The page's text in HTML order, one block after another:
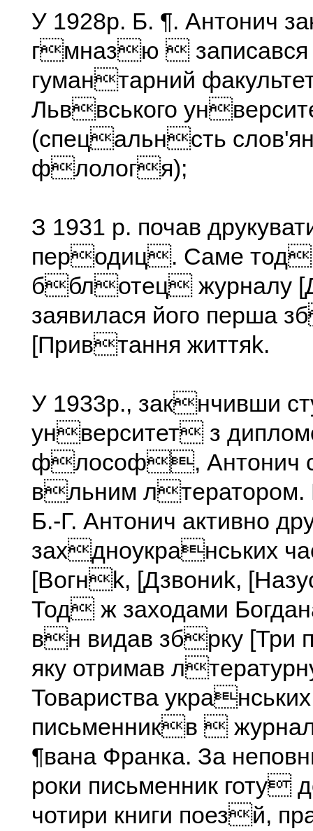
У 1928р. Б. ¶. Антонич
гмназю  записався
гумантарний
Льввського
(спецальнсть
флологя);
З 1931 р. почав
перодиц. Саме
бблотец журналу
заявилася його перша
[Привтання життяk.
У 1933р., закнчивши
унверситет з
флософ, Антонич
вльним
Б.-Г. Антонич активно
захдноукранських
[Вогнk, [Дзвониk,
Тод ж заходами
вн видав збрку [Три
яку отримав
Товариства укранських
письменникв 
¶вана Франка. За
роки письменник готу
чотири книги поезй,